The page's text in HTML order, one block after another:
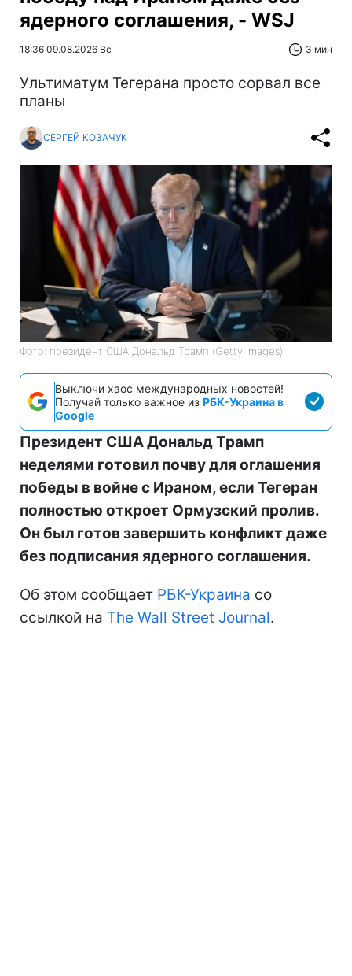
ядерного соглашения, - WSJ
18:36 09.08.2026 Вс 3 мин
Ультиматум Тегерана просто сорвал все
планы
СЕРГЕЙ КОЗАЧУК
Фото: президент США Дональд Трамп (Getty Images)
Выключи хаос международных новостей!
Получай только важное из РБК-Украина в
Google
Президент США Дональд Трамп
неделями готовил почву для оглашения
победы в войне с Ираном, если Тегеран
полностью откроет Ормузский пролив.
Он был готов завершить конфликт даже
без подписания ядерного соглашения.
Об этом сообщает РБК-Украина со
ссылкой на The Wall Street Journal.